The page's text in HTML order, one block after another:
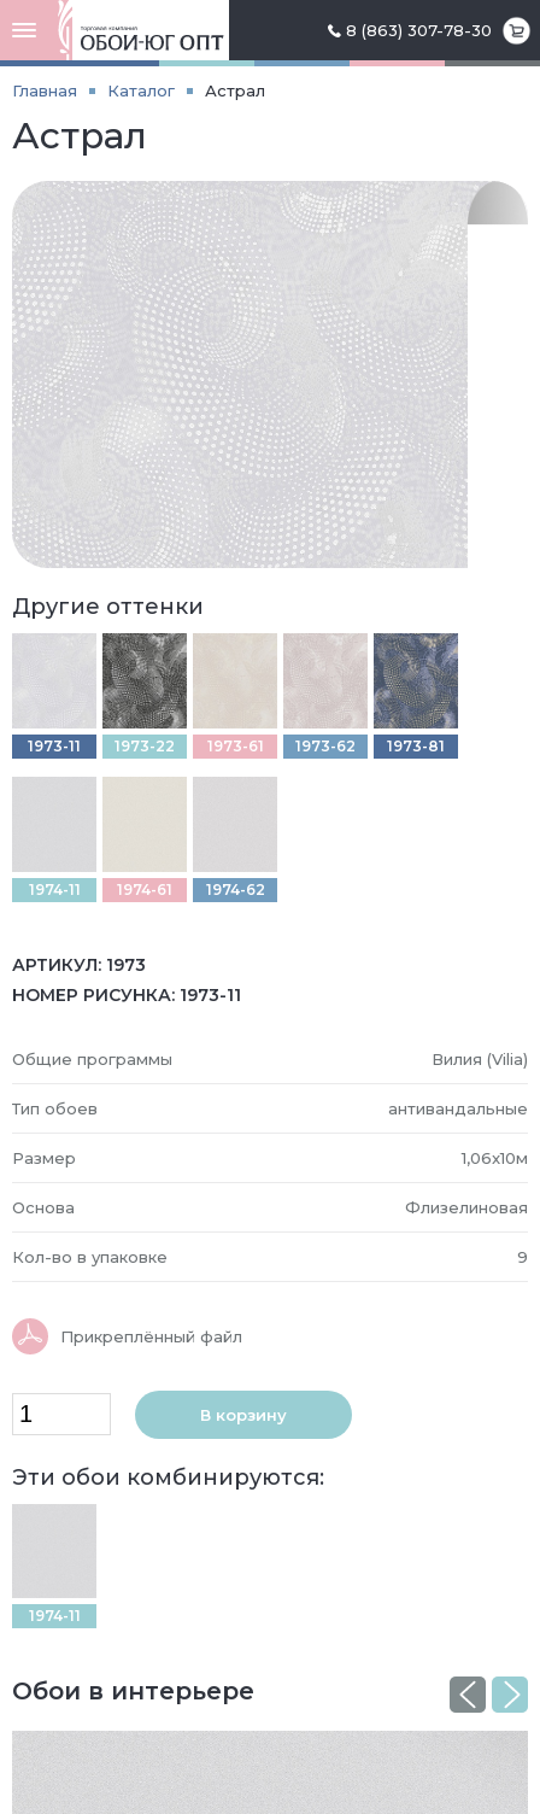
8 (863) 307-78-30
Главная Каталог Астрал
Астрал
Другие оттенки
1973-11 1973-22 1973-61 1973-62 1973-81
1974-11 1974-61 1974-62
АРТИКУЛ: 1973
НОМЕР РИСУНКА: 1973-11
Общие программы Вилия (Vilia)
Тип обоев антивандальные
Размер 1,06x10м
Основа Флизелиновая
Кол-во в упаковке 9
Прикреплённый файл
В корзину
Эти обои комбинируются:
1974-11
Обои в интерьере